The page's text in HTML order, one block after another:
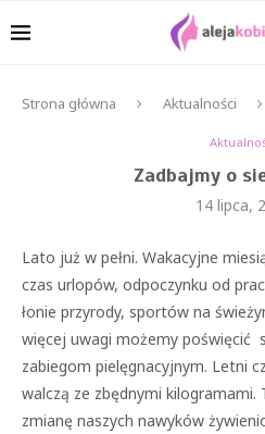
Strona główna Aktualności
Zadbajmy o
14 lipca,
Lato już w pełni. Wakacyjne
czas urlopów, odpoczynku od
łonie przyrody, sportów na
więcej uwagi możemy poświęcić
zabiegom pielęgnacyjnym. Letni
walczą ze zbędnymi kilogramami.
zmianę naszych nawyków